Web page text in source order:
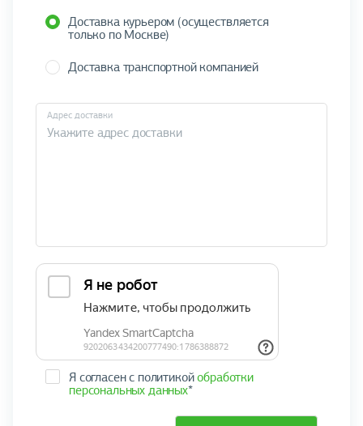
Доставка курьером (осуществляется
только по Москве)
Доставка транспортной компанией
Адрес доставки
Я согласен с политикойобработки
персональных данных*